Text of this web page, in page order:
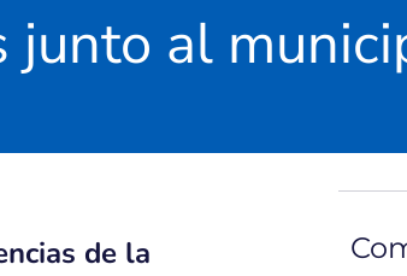
junto al
de la